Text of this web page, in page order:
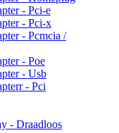
- Pci-e
- Pci-x
- Pcmcia /
- Poe
- Usb
- Pci
- Draadloos